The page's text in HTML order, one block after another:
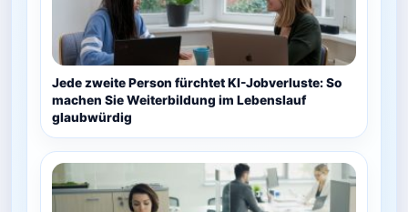
Jede zweite Person fürchtet KI-Jobverluste: So
machen Sie Weiterbildung im Lebenslauf
glaubwürdig